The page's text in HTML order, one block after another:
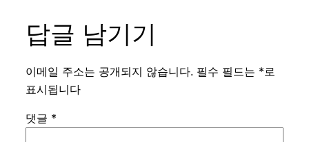
답글 남기기
이메일 주소는 공개되지 않습니다. 필수 필드는 *로
표시됩니다
댓글 *